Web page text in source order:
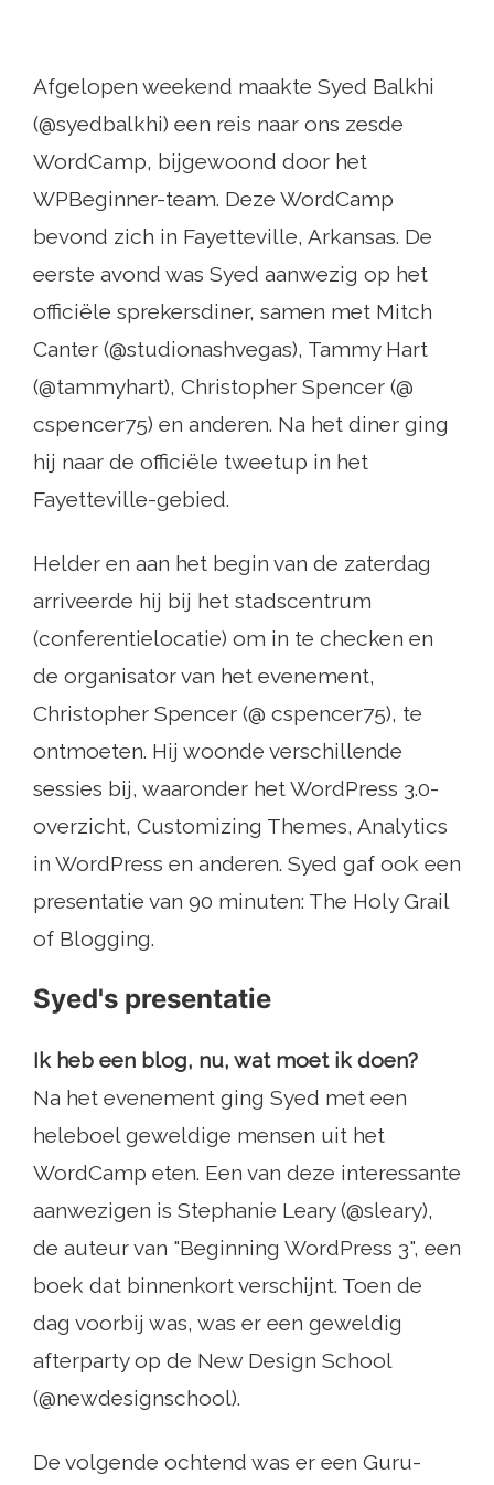
Afgelopen weekend maakte Syed Balkhi
(@syedbalkhi) een reis naar ons zesde
WordCamp, bijgewoond door het
WPBeginner-team. Deze WordCamp
bevond zich in Fayetteville, Arkansas. De
eerste avond was Syed aanwezig op het
officiële sprekersdiner, samen met Mitch
Canter (@studionashvegas), Tammy Hart
(@tammyhart), Christopher Spencer (@
cspencer75) en anderen. Na het diner ging
hij naar de officiële tweetup in het
Fayetteville-gebied.
Helder en aan het begin van de zaterdag
arriveerde hij bij het stadscentrum
(conferentielocatie) om in te checken en
de organisator van het evenement,
Christopher Spencer (@ cspencer75), te
ontmoeten. Hij woonde verschillende
sessies bij, waaronder het WordPress 3.0-
overzicht, Customizing Themes, Analytics
in WordPress en anderen. Syed gaf ook een
presentatie van 90 minuten: The Holy Grail
of Blogging.
Syed's presentatie
Ik heb een blog, nu, wat moet ik doen?
Na het evenement ging Syed met een
heleboel geweldige mensen uit het
WordCamp eten. Een van deze interessante
aanwezigen is Stephanie Leary (@sleary),
de auteur van "Beginning WordPress 3", een
boek dat binnenkort verschijnt. Toen de
dag voorbij was, was er een geweldig
afterparty op de New Design School
(@newdesignschool).
De volgende ochtend was er een Guru-